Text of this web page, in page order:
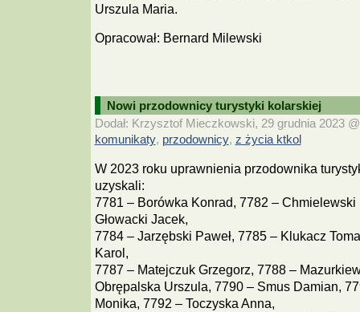
Urszula Maria.
Opracował: Bernard Milewski
Nowi przodownicy turystyki kolarskiej
Dodał: Krzysztof Mieczkowski, 29 grudnia 2023
komunikaty, przodownicy, z życia ktkol
W 2023 roku uprawnienia przodownika
uzyskali:
7781 – Borówka Konrad, 7782 – Chmielewski
Głowacki Jacek,
7784 – Jarzębski Paweł, 7785 – Klukacz
Karol,
7787 – Matejczuk Grzegorz, 7788 –
Obrępalska Urszula, 7790 – Smus Damian,
Monika, 7792 – Toczyska Anna,